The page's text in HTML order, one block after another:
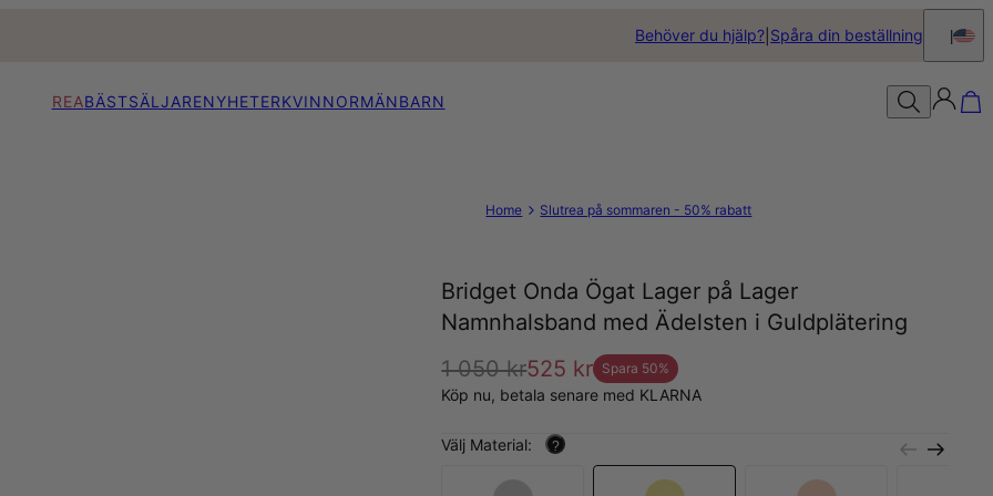
Behöver du hjälp? Spåra din beställning
REABÄSTSÄLJARENYHETERKVINNORMÄNBARN
Home Slutrea på sommaren - 50% rabatt
Bridget Onda Ögat Lager på Lager
Namnhalsband med Ädelsten i Guldplätering
1 050 kr525 kr Spara 50%
Köp nu, betala senare med KLARNA
Välj Material: ?